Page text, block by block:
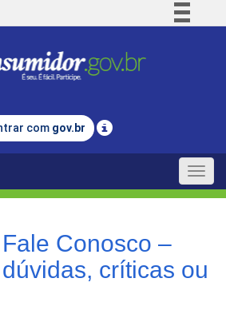
Comunica BR
Legislação
com gov.br
Toggle
Conosco –
críticas ou